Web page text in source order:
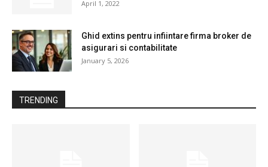
April 1, 2022
Ghid extins pentru infiintare firma broker de
asigurari si contabilitate
January 5, 2026
TRENDING